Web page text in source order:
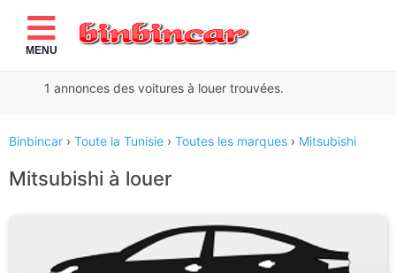
MENU
1 annonces des voitures à louer trouvées.
Binbincar › Toute la Tunisie › Toutes les marques › Mitsubishi
Mitsubishi à louer